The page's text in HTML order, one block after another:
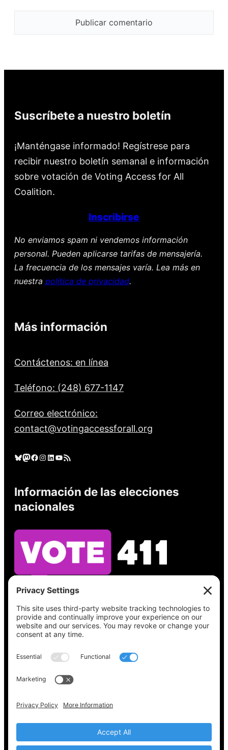
Suscríbete a nuestro boletín
¡Manténgase informado! Regístrese para
recibir nuestro boletín semanal e información
sobre votación de Voting Access for All
Coalition.
Inscribirse
No enviamos spam ni vendemos información
personal. Pueden aplicarse tarifas de mensajería.
La frecuencia de los mensajes varía. Lea más en
nuestra política de privacidad.
Más información
Contáctenos: en línea
Teléfono: (248) 677-1147
Correo electrónico:
contact@votingaccessforall.org
Cielo azul Mastodonte Facebook Instagram LinkedIn YouTube Feed RSS
Información de las elecciones
nacionales
Vea lo que hay en su boleta, encuentre su
lugar de votación, verifique el estado de su
registro y obtenga toda la información
electoral que necesita enVote411.org.
Por favor no utilice:
Derechos de autor © 2022-2024 Coalición de
acceso al voto para todos